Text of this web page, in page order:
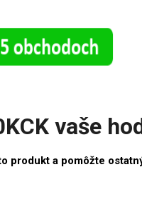
vaše
produkt a pomôžte